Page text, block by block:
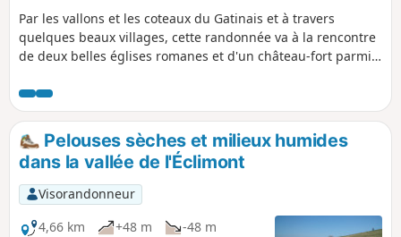
Par les vallons et les coteaux du Gatinais et à travers
quelques beaux villages, cette randonnée va à la rencontre
de deux belles églises romanes et d'un château-fort parmi
Pelouses sèches et milieux humides
dans la vallée de l'Éclimont
Visorandonneur
4,66 km
+48 m
-48 m